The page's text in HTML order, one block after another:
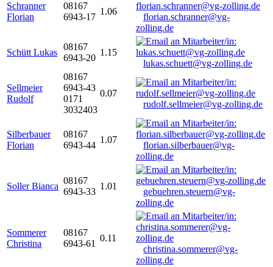
Schranner
Florian
08167
6943-17
1.06
florian.schranner@vg-
zolling.de
Schütt Lukas
08167
6943-20
1.15
lukas.schuett@vg-zolling.de
Sellmeier
Rudolf
08167
6943-43
0171
3032403
0.07
rudolf.sellmeier@vg-zolling.de
Silberbauer
Florian
08167
6943-44
1.07
florian.silberbauer@vg-
zolling.de
Soller Bianca
08167
6943-33
1.01
gebuehren.steuern@vg-
zolling.de
Sommerer
Christina
08167
6943-61
0.11
christina.sommerer@vg-
zolling.de